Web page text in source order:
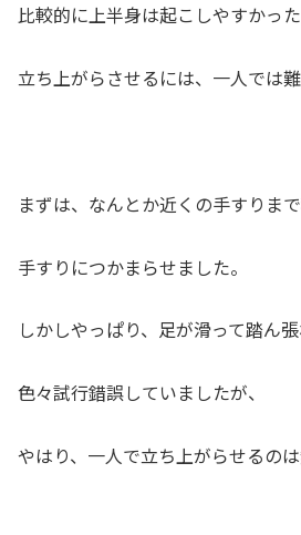
比較的に上半身は起こしやすかった
立ち上がらさせるには、一人では難
まずは、なんとか近くの手すりまで
手すりにつかまらせました。
しかしやっぱり、足が滑って踏ん張
色々試行錯誤していましたが、
やはり、一人で立ち上がらせるの